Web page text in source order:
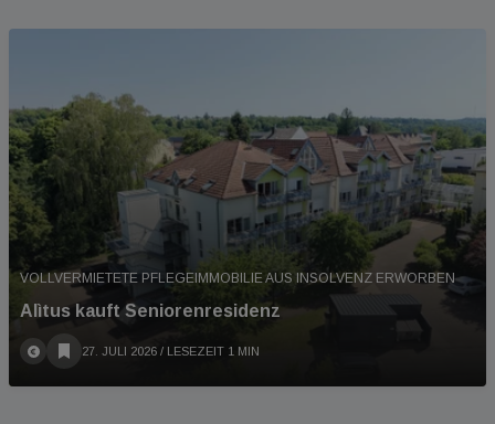
VOLLVERMIETETE PFLEGEIMMOBILIE AUS INSOLVENZ ERWORBEN
Alìtus kauft Seniorenresidenz
27. JULI 2026 / LESEZEIT 1 MIN